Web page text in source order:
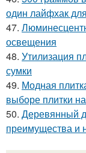
один лайфхак
47.
освещения
48. Утилизация
сумки
49. Модная
выборе плитки
50. Деревянный
преимущества и